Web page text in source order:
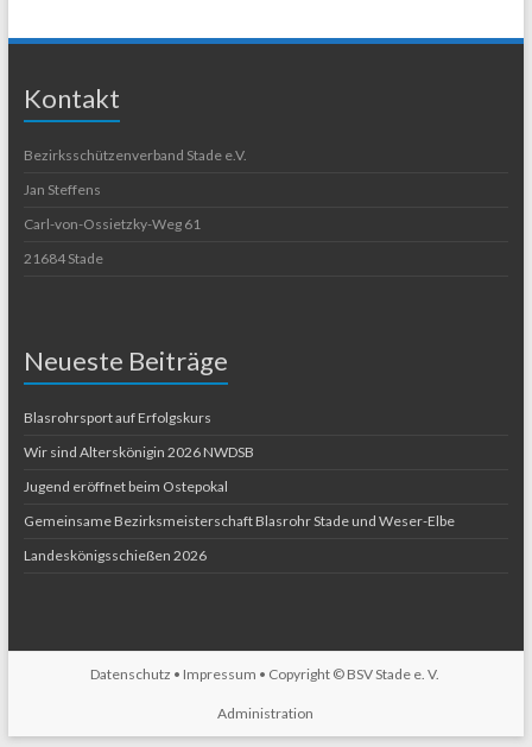
Kontakt
Bezirksschützenverband Stade e.V.
Jan Steffens
Carl-von-Ossietzky-Weg 61
21684 Stade
Neueste Beiträge
Blasrohrsport auf Erfolgskurs
Wir sind Alterskönigin 2026 NWDSB
Jugend eröffnet beim Ostepokal
Gemeinsame Bezirksmeisterschaft Blasrohr Stade und Weser-Elbe
Landeskönigsschießen 2026
Datenschutz • Impressum • Copyright © BSV Stade e. V.
Administration